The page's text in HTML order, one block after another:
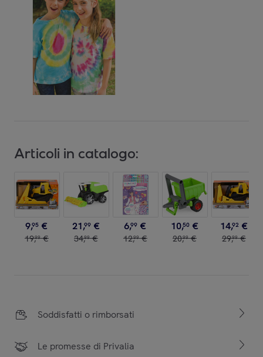
Articoli in catalogo:
9,95 €
19,99 €
21,99 €
34,99 €
6,99 €
12,99 €
10,50 €
20,99 €
14,92 €
29,99 €
Soddisfatti o rimborsati
Le promesse di Privalia